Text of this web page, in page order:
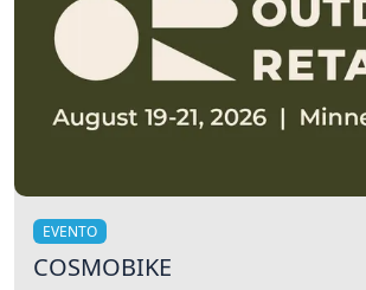
EVENTO
COSMOBIKE